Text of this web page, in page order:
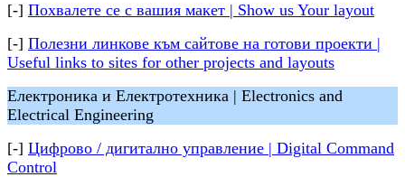
[-] Похвалете се с вашия макет | Show us Your layout
[-] Полезни линкове към сайтове на готови проекти |
Useful links to sites for other projects and layouts
Електроника и Електротехника | Electronics and
Electrical Engineering
[-] Цифрово / дигитално управление | Digital Command
Control